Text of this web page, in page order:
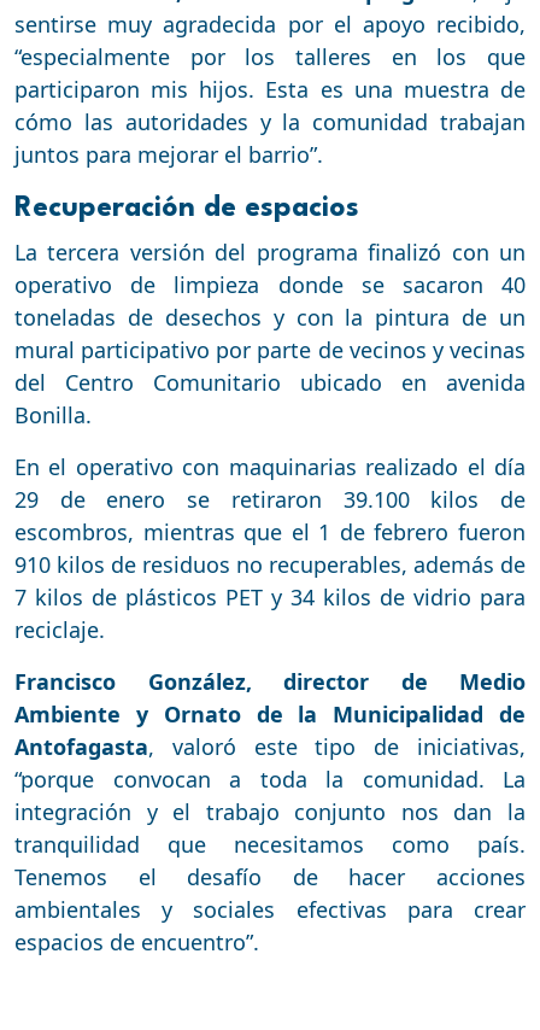
sentirse muy agradecida por el apoyo recibido,
“especialmente por los talleres en los que
participaron mis hijos. Esta es una muestra de
cómo las autoridades y la comunidad trabajan
juntos para mejorar el barrio”.
Recuperación de espacios
La tercera versión del programa finalizó con un
operativo de limpieza donde se sacaron 40
toneladas de desechos y con la pintura de un
mural participativo por parte de vecinos y vecinas
del Centro Comunitario ubicado en avenida
Bonilla.
En el operativo con maquinarias realizado el día
29 de enero se retiraron 39.100 kilos de
escombros, mientras que el 1 de febrero fueron
910 kilos de residuos no recuperables, además de
7 kilos de plásticos PET y 34 kilos de vidrio para
reciclaje.
Francisco González, director de Medio
Ambiente y Ornato de la Municipalidad de
Antofagasta, valoró este tipo de iniciativas,
“porque convocan a toda la comunidad. La
integración y el trabajo conjunto nos dan la
tranquilidad que necesitamos como país.
Tenemos el desafío de hacer acciones
ambientales y sociales efectivas para crear
espacios de encuentro”.